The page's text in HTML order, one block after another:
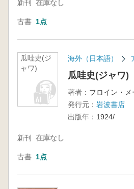
新刊 在庫なし
古書 1点
瓜哇史(ジ
ャワ)
海外（日本語）
瓜哇史(ジャワ)
著者： フロイン・
発行元： 岩波書店
出版年： 1924/
新刊 在庫なし
古書 1点